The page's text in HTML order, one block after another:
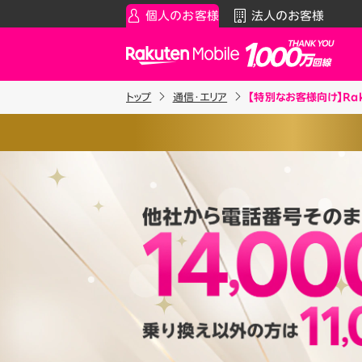
個人のお客様 法人のお客様
Rakuten Mobile
スマートフォン
Rakuten最強プラン
データタイプ
Rakuten最強U-NEXT
割引プログラム
最強家族割
家族でトクしたい方に
最強こども割
12歳までとーってもおトク
最強青春割
料金
Wi-Fi
アクセ
スマ
お知らせ・その他
お知らせ
トップ 通信・エリア 【特別なお客様向け】
ストレージサービスです。
約で、50GBまで
“ずーっと”無
ます。
約17,000枚程度（3MB／枚）
約170時間程度（5MB／分）
※1 同一名義で累計5回線
天モバイルがサービスを本
契約事務手数料の詳細はこ
※2025年9月時点。